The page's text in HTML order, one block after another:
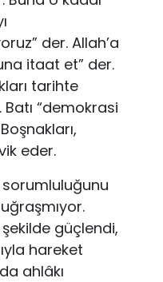
der. Allah’a
itaat et” der.
tarihte
“demokrasi
eder.
sorumluluğunu
güçlendi,
hareket
ahlâkı